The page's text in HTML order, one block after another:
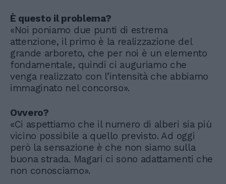
È questo il problema?
«Noi poniamo due punti di estrema
attenzione, il primo è la realizzazione del
grande arboreto, che per noi è un elemento
fondamentale, quindi ci auguriamo che
venga realizzato con l’intensità che abbiamo
immaginato nel concorso».
Ovvero?
«Ci aspettiamo che il numero di alberi sia più
vicino possibile a quello previsto. Ad oggi
però la sensazione è che non siamo sulla
buona strada. Magari ci sono adattamenti che
non conosciamo».